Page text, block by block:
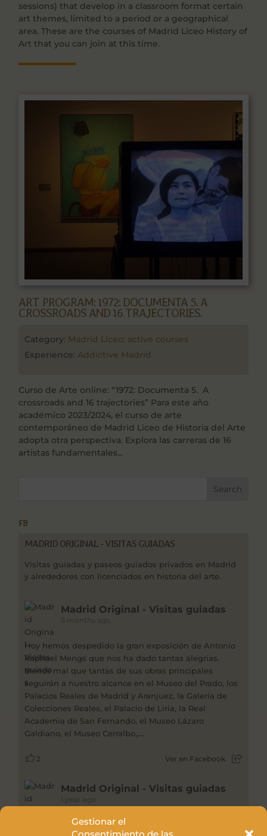
Gestionar el
sessions) that develop in a classroom format certain
art themes, limited to a period or a geographical
area. These are the courses of Madrid Liceo History of
Art that you can join at this time.
ART PROGRAM: 1972: DOCUMENTA 5. A
CROSSROADS AND 16 TRAJECTORIES.
Category: Madrid Liceo: active courses
Experience:Addictive Madrid
Curso de Arte online: “1972: Documenta 5. A
crossroads and 16 trajectories” Para este año
académico 2023/2024, el curso de arte
contemporáneo de Madrid Liceo de Historia del Arte
adopta otra perspectiva. Explora las carreras de 16
artistas fundamentales...
FB
MADRID ORIGINAL - VISITAS GUIADAS
Visitas guiadas y paseos guiados privados en Madrid
y alrededores con licenciados en historia del arte.
Madrid Original - Visitas guiadas
Hoy hemos despedido la gran exposición de Antonio
Raphael Mengs que nos ha dado tantas alegrías.
Menos mal que tantas de sus obras principales
seguirán a nuestro alcance en el Museo del Prado, los
Palacios Reales de Madrid y Aranjuez, la Galería de
Colecciones Reales, el Palacio de Liria, la Real
Academia de San Fernando, el Museo Lázaro
Galdiano, el Museo Cerralbo,....
2 Ver en Facebook
Madrid Original - Visitas guiadas
La obra de Joana Vasconcelos que nos da la